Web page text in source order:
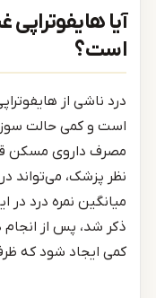
آیا
است؟
درد ناشی از
است و کمی حالت
مصرف داروی مسکن
نظر پزشک، می‌تواند
ذکر شد، پس از
کمی ایجاد شود که